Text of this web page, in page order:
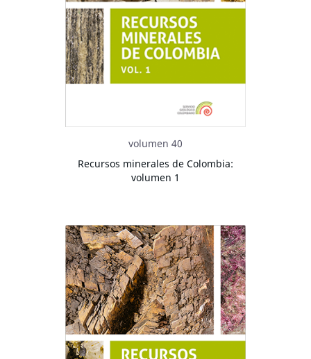
volumen 40
Recursos minerales de Colombia:
volumen 1